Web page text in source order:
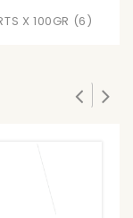
X 100GR (6)